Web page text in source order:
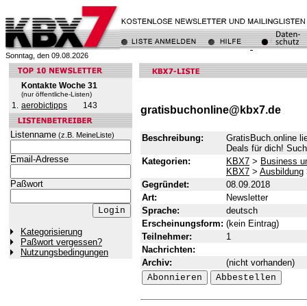
Sonntag, den 09.08.2026
Kontakte Woche 31
(nur öffentliche-Listen)
1. aerobictipps 143
Listenname (z.B. MeineListe)
Email-Adresse
Paßwort
Kategorisierung
Paßwort vergessen?
Nutzungsbedingungen
gratisbuchonline@kbx7.de
Beschreibung:
GratisBuch.online
Deals für dich!
Kategorien:
KBX7 > Business
KBX7 > Ausbildung
Gegründet:
08.09.2018
Art:
Newsletter
Sprache:
deutsch
Erscheinungsform: (kein Eintrag)
Teilnehmer:
1
Nachrichten:
Archiv:
(nicht vorhanden)